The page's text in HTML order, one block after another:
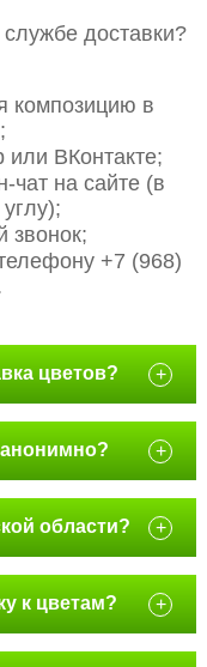
доставки?
композицию в
ВКонтакте;
чат на сайте (в
звонок;
+7 (968)
цветов? +
+
области? +
к цветам? +